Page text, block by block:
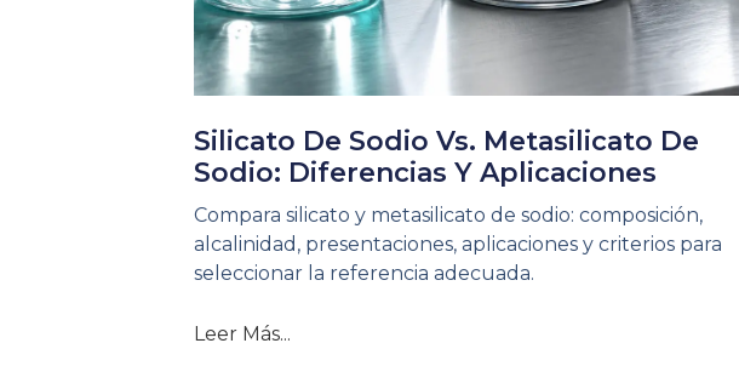
Silicato De Sodio Vs. Metasilicato De
Sodio: Diferencias Y Aplicaciones
Compara silicato y metasilicato de sodio: composición,
alcalinidad, presentaciones, aplicaciones y criterios para
seleccionar la referencia adecuada.
Leer Más...